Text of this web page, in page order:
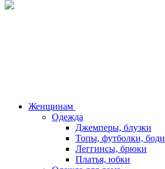
Женщинам
Одежда
Джемперы, блузки
Топы, футболки, боди
Леггинсы, брюки
Платья, юбки